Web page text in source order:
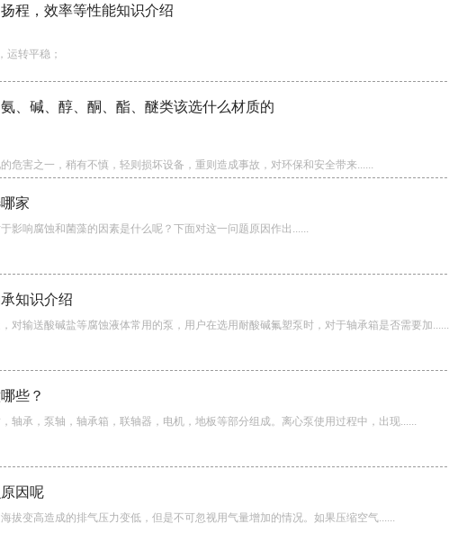
程，效率等性能知识介绍
运转平稳；
、碱、醇、酮、酯、醚类该选什么材质的
危害之一，稍有不慎，轻则损坏设备，重则造成事故，对环保和安全带来......
家
影响腐蚀和菌藻的因素是什么呢？下面对这一问题原因作出......
知识介绍
对输送酸碱盐等腐蚀液体常用的泵，用户在选用耐酸碱氟塑泵时，对于轴承箱是否需要加......
些？
轴承，泵轴，轴承箱，联轴器，电机，地板等部分组成。离心泵使用过程中，出现......
因呢
拔变高造成的排气压力变低，但是不可忽视用气量增加的情况。如果压缩空气......